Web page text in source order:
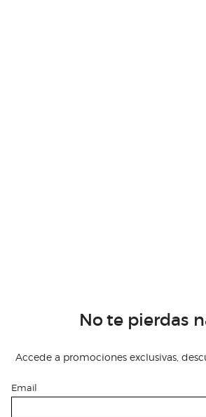
No te pierdas
Accede a promociones exclusivas,
Email